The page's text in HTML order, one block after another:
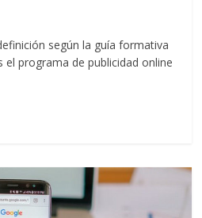
según la guía formativa
programa de publicidad online